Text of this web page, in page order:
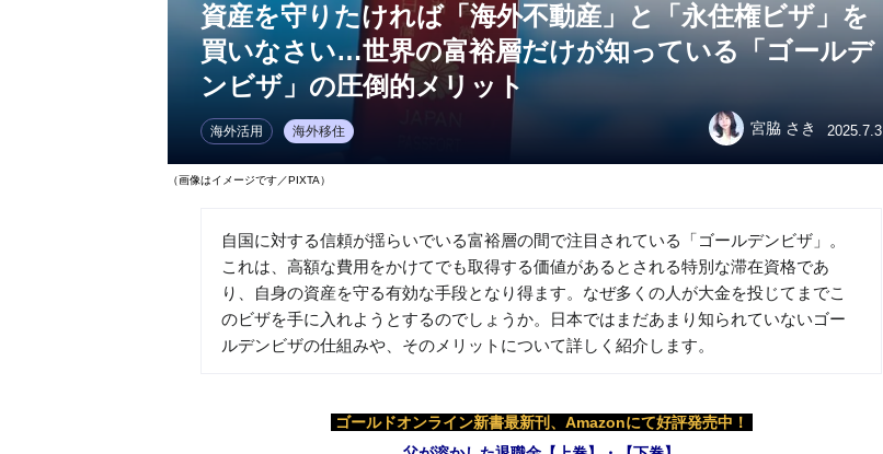
資産を守りたければ「海外不動産」と「永住権ビザ」を
買いなさい…世界の富裕層だけが知っている「ゴールデ
ンビザ」の圧倒的メリット
海外活用 海外移住 宮脇 さき 2025.7.3
（画像はイメージです／PIXTA）
自国に対する信頼が揺らいでいる富裕層の間で注目されている「ゴールデンビザ」。
これは、高額な費用をかけてでも取得する価値があるとされる特別な滞在資格であ
り、自身の資産を守る有効な手段となり得ます。なぜ多くの人が大金を投じてまでこ
のビザを手に入れようとするのでしょうか。日本ではまだあまり知られていないゴー
ルデンビザの仕組みや、そのメリットについて詳しく紹介します。
ゴールドオンライン新書最新刊、Amazonにて好評発売中！